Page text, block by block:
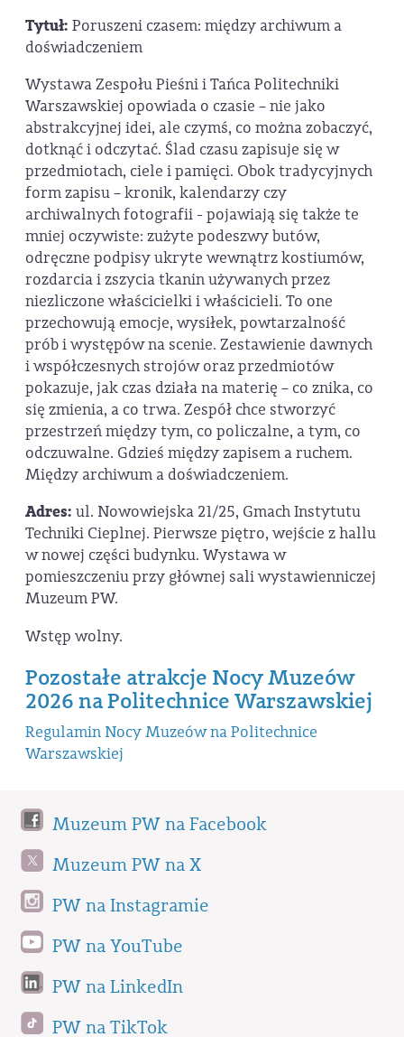
Tytuł: Poruszeni czasem: między archiwum a
doświadczeniem
Wystawa Zespołu Pieśni i Tańca Politechniki
Warszawskiej opowiada o czasie – nie jako
abstrakcyjnej idei, ale czymś, co można zobaczyć,
dotknąć i odczytać. Ślad czasu zapisuje się w
przedmiotach, ciele i pamięci. Obok tradycyjnych
form zapisu – kronik, kalendarzy czy
archiwalnych fotografii - pojawiają się także te
mniej oczywiste: zużyte podeszwy butów,
odręczne podpisy ukryte wewnątrz kostiumów,
rozdarcia i zszycia tkanin używanych przez
niezliczone właścicielki i właścicieli. To one
przechowują emocje, wysiłek, powtarzalność
prób i występów na scenie. Zestawienie dawnych
i współczesnych strojów oraz przedmiotów
pokazuje, jak czas działa na materię – co znika, co
się zmienia, a co trwa. Zespół chce stworzyć
przestrzeń między tym, co policzalne, a tym, co
odczuwalne. Gdzieś między zapisem a ruchem.
Między archiwum a doświadczeniem.
Adres: ul. Nowowiejska 21/25, Gmach Instytutu
Techniki Cieplnej. Pierwsze piętro, wejście z hallu
w nowej części budynku. Wystawa w
pomieszczeniu przy głównej sali wystawienniczej
Muzeum PW.
Wstęp wolny.
Pozostałe atrakcje Nocy Muzeów
2026 na Politechnice Warszawskiej
Regulamin Nocy Muzeów na Politechnice
Warszawskiej
Muzeum PW na Facebook
Muzeum PW na X
PW na Instagramie
PW na YouTube
PW na LinkedIn
PW na TikTok